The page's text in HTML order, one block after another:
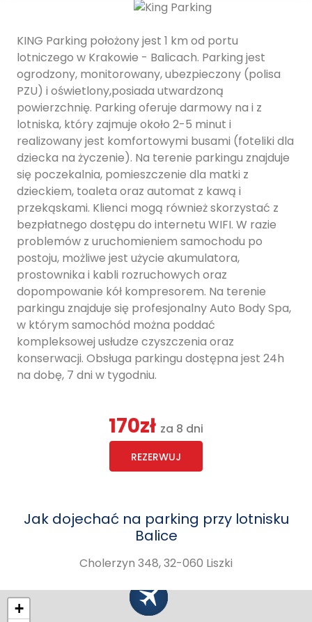
KING Parking położony jest 1 km od portu
lotniczego w Krakowie - Balicach. Parking jest
ogrodzony, monitorowany, ubezpieczony (polisa
PZU) i oświetlony,posiada utwardzoną
powierzchnię. Parking oferuje darmowy na i z
lotniska, który zajmuje około 2-5 minut i
realizowany jest komfortowymi busami (foteliki dla
dziecka na życzenie). Na terenie parkingu znajduje
się poczekalnia, pomieszczenie dla matki z
dzieckiem, toaleta oraz automat z kawą i
przekąskami. Klienci mogą również skorzystać z
bezpłatnego dostępu do internetu WIFI. W razie
problemów z uruchomieniem samochodu po
postoju, możliwe jest użycie akumulatora,
prostownika i kabli rozruchowych oraz
dopompowanie kół kompresorem. Na terenie
parkingu znajduje się profesjonalny Auto Body Spa,
w którym samochód można poddać
kompleksowej usłudze czyszczenia oraz
konserwacji. Obsługa parkingu dostępna jest 24h
na dobę, 7 dni w tygodniu.
170zł za 8 dni
REZERWUJ
Jak dojechać na parking przy lotnisku
Balice
Cholerzyn 348, 32-060 Liszki
+